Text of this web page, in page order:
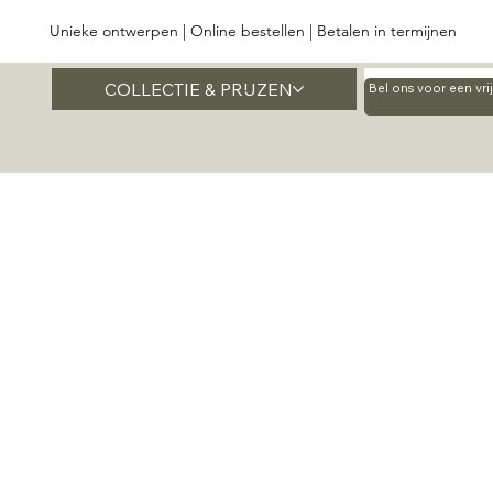
COLLECTIE & PRIJZEN Home
Bel ons voor een
Unieke ontwerpen | Online bestellen | Betalen in termijnen